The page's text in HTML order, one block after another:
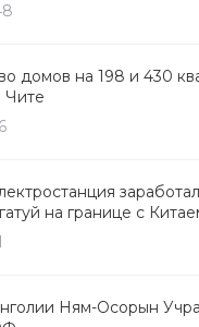
домов на 198 и 430
Чите
на границе с
Ням-Осорын